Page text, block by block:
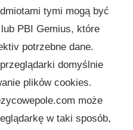
tymi mogą być
PBI Gemius, które
potrzebne dane.
domyślnie
plików cookies.
może
w taki sposób,